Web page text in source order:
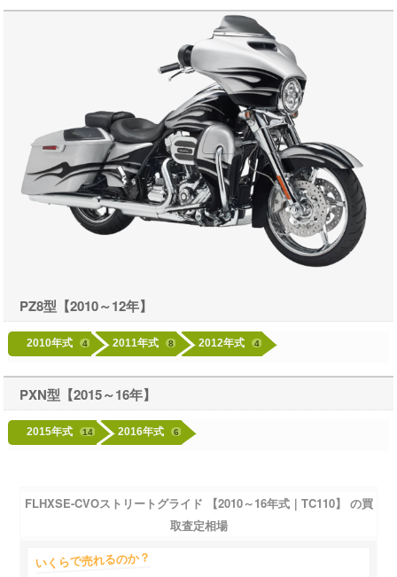
PZ8型【2010～12年】
2010年式 4 2011年式 8 2012年式 4
PXN型【2015～16年】
2015年式 14 2016年式 6
FLHXSE-CVOストリートグライド 【2010～16年式｜TC110】 の買
取査定相場
いくらで売れるのか？